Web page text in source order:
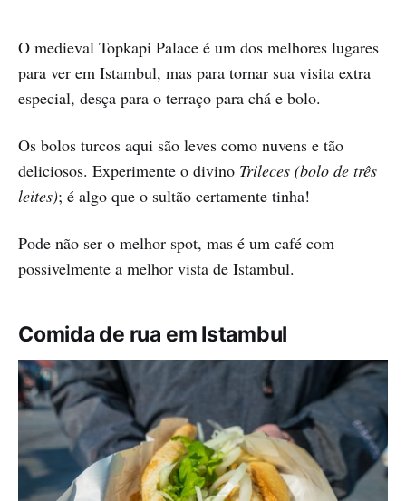
O medieval Topkapi Palace é um dos melhores lugares
para ver em Istambul, mas para tornar sua visita extra
especial, desça para o terraço para chá e bolo.
Os bolos turcos aqui são leves como nuvens e tão
deliciosos. Experimente o divino Trileces (bolo de três
leites); é algo que o sultão certamente tinha!
Pode não ser o melhor spot, mas é um café com
possivelmente a melhor vista de Istambul.
Comida de rua em Istambul